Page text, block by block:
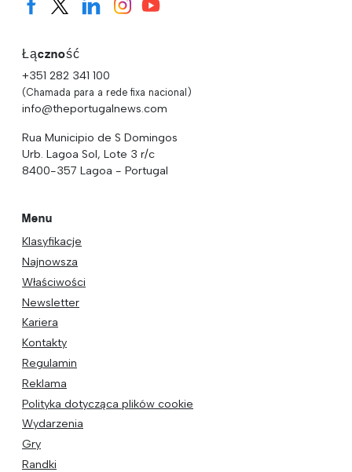
Łączność
+351 282 341 100
(Chamada para a rede fixa nacional)
info@theportugalnews.com
Rua Municipio de S Domingos
Urb. Lagoa Sol, Lote 3 r/c
8400-357 Lagoa - Portugal
Menu
Klasyfikacje
Najnowsza
Właściwości
Newsletter
Kariera
Kontakty
Regulamin
Reklama
Polityka dotycząca plików cookie
Wydarzenia
Gry
Randki